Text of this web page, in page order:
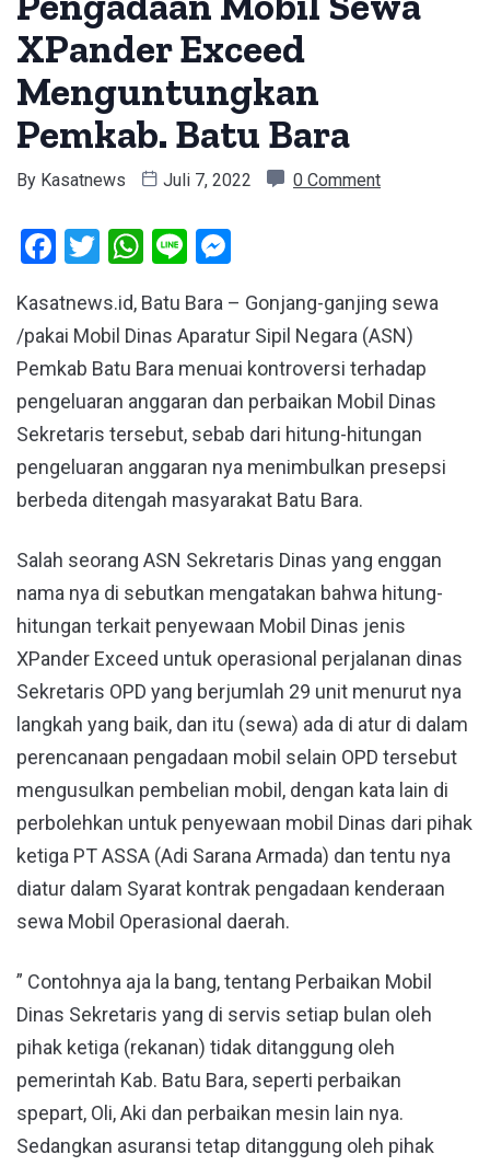
XPander Exceed
Menguntungkan
Pemkab. Batu Bara
By Kasatnews Juli 7, 2022 0 Comment
Facebook
Twitter
WhatsApp
Line
Kasatnews.id, Batu Bara – Gonjang-ganjing sewa
/pakai Mobil Dinas Aparatur Sipil Negara (ASN)
Pemkab Batu Bara menuai kontroversi terhadap
pengeluaran anggaran dan perbaikan Mobil Dinas
Sekretaris tersebut, sebab dari hitung-hitungan
pengeluaran anggaran nya menimbulkan presepsi
berbeda ditengah masyarakat Batu Bara.
Salah seorang ASN Sekretaris Dinas yang enggan
nama nya di sebutkan mengatakan bahwa hitung-
hitungan terkait penyewaan Mobil Dinas jenis
XPander Exceed untuk operasional perjalanan dinas
Sekretaris OPD yang berjumlah 29 unit menurut nya
langkah yang baik, dan itu (sewa) ada di atur di dalam
perencanaan pengadaan mobil selain OPD tersebut
mengusulkan pembelian mobil, dengan kata lain di
perbolehkan untuk penyewaan mobil Dinas dari pihak
ketiga PT ASSA (Adi Sarana Armada) dan tentu nya
diatur dalam Syarat kontrak pengadaan kenderaan
sewa Mobil Operasional daerah.
” Contohnya aja la bang, tentang Perbaikan Mobil
Dinas Sekretaris yang di servis setiap bulan oleh
pihak ketiga (rekanan) tidak ditanggung oleh
pemerintah Kab. Batu Bara, seperti perbaikan
spepart, Oli, Aki dan perbaikan mesin lain nya.
Sedangkan asuransi tetap ditanggung oleh pihak